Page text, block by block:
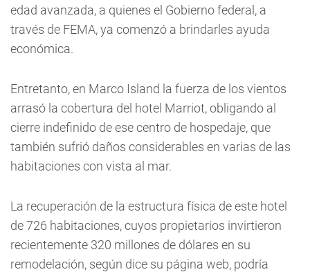
edad avanzada, a quienes el Gobierno federal, a
través de FEMA, ya comenzó a brindarles ayuda
económica.
Entretanto, en Marco Island la fuerza de los vientos
arrasó la cobertura del hotel Marriot, obligando al
cierre indefinido de ese centro de hospedaje, que
también sufrió daños considerables en varias de las
habitaciones con vista al mar.
La recuperación de la estructura física de este hotel
de 726 habitaciones, cuyos propietarios invirtieron
recientemente 320 millones de dólares en su
remodelación, según dice su página web, podría